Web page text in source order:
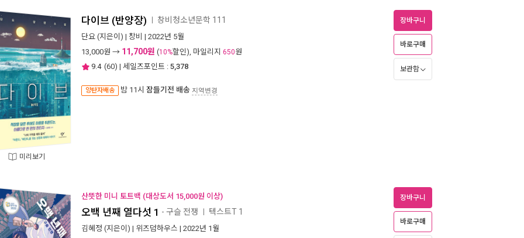
미리보기
다이브 (반양장) 창비청소년문학 111
단요 (지은이) | 창비 | 2022년 5월
13,000원 → 11,700원 (10%할인), 마일리지 650원
9.4 (60) | 세일즈포인트 : 5,378
양탄자배송 밤 11시 잠들기전 배송 지역변경
장바구니
바로구매
보관함
산뜻한 미니 토트백 (대상도서 15,000원 이상)
오백 년째 열다섯 1 - 구슬 전쟁 텍스트T 1
김혜정 (지은이) | 위즈덤하우스 | 2022년 1월
장바구니
바로구매